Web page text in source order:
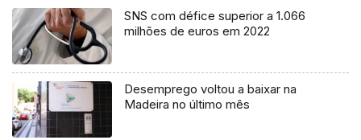
SNS com défice superior a 1.066
milhões de euros em 2022
Desemprego voltou a baixar na
Madeira no último mês